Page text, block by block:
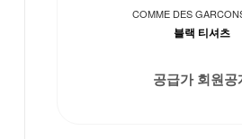
COMME DES
블랙 티셔츠
공급가 회원공